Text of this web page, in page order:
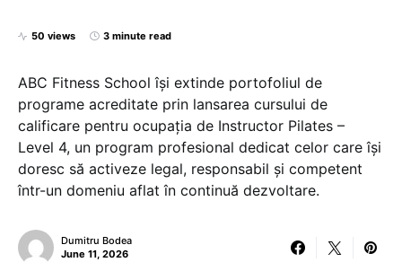
50 views 3 minute read
ABC Fitness School își extinde portofoliul de
programe acreditate prin lansarea cursului de
calificare pentru ocupația de Instructor Pilates –
Level 4, un program profesional dedicat celor care își
doresc să activeze legal, responsabil și competent
într-un domeniu aflat în continuă dezvoltare.
Dumitru Bodea
June 11, 2026